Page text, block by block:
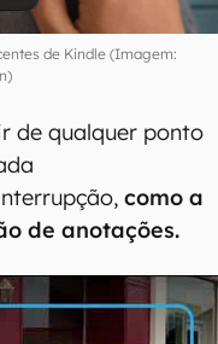
de Kindle (Imagem:
de qualquer ponto
como a
de anotações.